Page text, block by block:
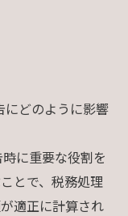
にどのように影響
に重要な役割を
とで、税務処理
適正に計算され